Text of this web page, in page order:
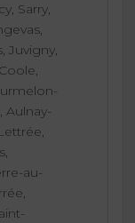
Sarry,
Juvigny,
Aulnay-
au-